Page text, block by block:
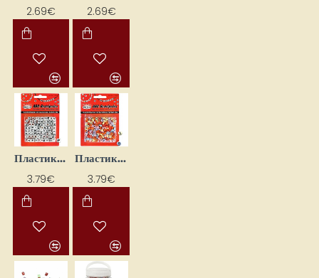
2.69€ 2.69€
Пластиковые бусины-буквы (25 г)
3.79€
Пластиковые бусины-буквы (25 г.)
3.79€